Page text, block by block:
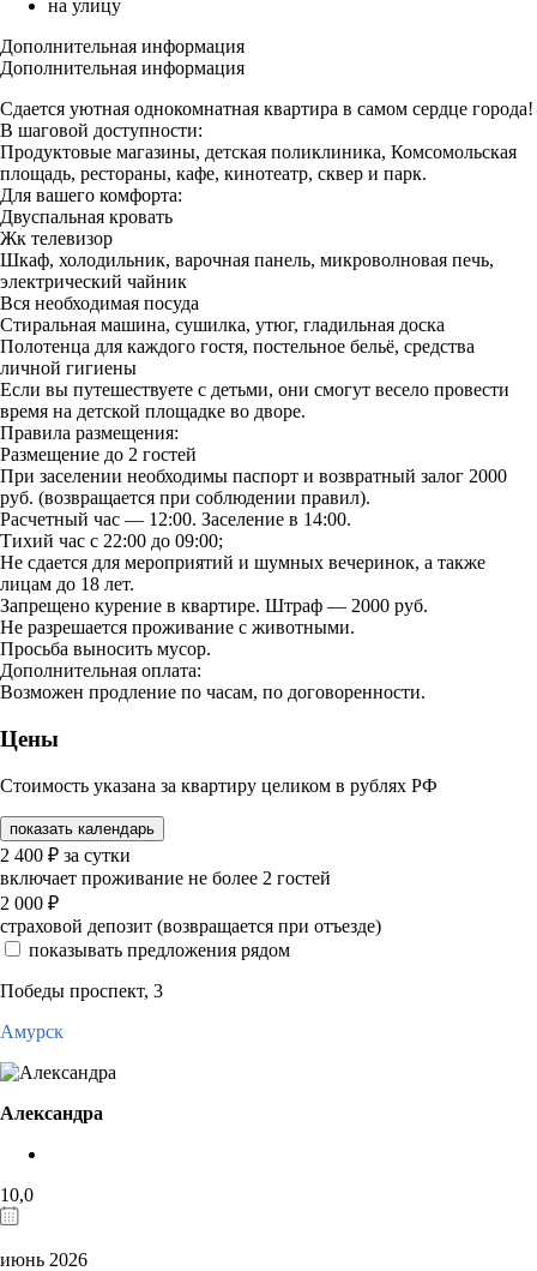
на улицу
Дополнительная информация
Дополнительная информация
Сдается уютная однокомнатная квартира в самом сердце города!
В шаговой доступности:
Продуктовые магазины, детская поликлиника, Комсомольская
площадь, рестораны, кафе, кинотеатр, сквер и парк.
Для вашего комфорта:
Двуспальная кровать
Жк телевизор
Шкаф, холодильник, варочная панель, микроволновая печь,
электрический чайник
Вся необходимая посуда
Стиральная машина, сушилка, утюг, гладильная доска
Полотенца для каждого гостя, постельное бельё, средства
личной гигиены
Если вы путешествуете с детьми, они смогут весело провести
время на детской площадке во дворе.
Правила размещения:
Размещение до 2 гостей
При заселении необходимы паспорт и возвратный залог 2000
руб. (возвращается при соблюдении правил).
Расчетный час — 12:00. Заселение в 14:00.
Тихий час с 22:00 до 09:00;
Не сдается для мероприятий и шумных вечеринок, а также
лицам до 18 лет.
Запрещено курение в квартире. Штраф — 2000 руб.
Не разрешается проживание с животными.
Просьба выносить мусор.
Дополнительная оплата:
Возможен продление по часам, по договоренности.
Цены
Стоимость указана за квартиру целиком в рублях РФ
показать календарь
2 400 ₽ за сутки
включает проживание не более 2 гостей
2 000 ₽
страховой депозит (возвращается при отъезде)
показывать предложения рядом
Победы проспект, 3
Амурск
Александра
10,0
июнь 2026